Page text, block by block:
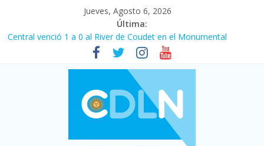
Jueves, Agosto 6, 2026
Última:
Fuerte caída de la venta de autos usados en julio: bajó un 12,6%
Central venció 1 a 0 al River de Coudet en el Monumental
La morosidad alcanzó su nivel más alto en dos décadas y ya
afecta a 400 mil deudores en Santa Fe
Desde que asumió Milei cerraron 41.000 kioscos: el sector
denuncia crisis como en 2001
Vacaciones de invierno con más movimiento y consumo
turístico: 4,6 millones de personas viajaron por el país, un 5,9%